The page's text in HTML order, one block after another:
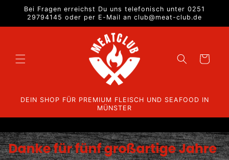
zum
Inhalt
Bei Fragen erreichst Du uns telefonisch unter 0251
29794145 oder per E-Mail an club@meat-club.de
Warenkorb
DEIN SHOP FÜR PREMIUM FLEISCH UND SEAFOOD IN
MÜNSTER